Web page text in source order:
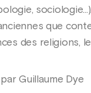
que
des religions,
Guillaume Dye